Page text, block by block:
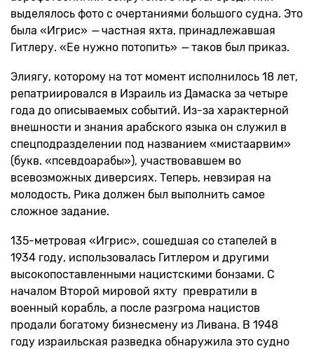
выделялось фото с очертаниями большого судна. Это
была «Игрис» —частная яхта, принадлежавшая
Гитлеру. «Ее нужно потопить» —таков был приказ.
Элиягу, которому на тот момент исполнилось 18 лет,
репатриировался в Израиль из Дамаска за четыре
года до описываемых событий. Из-за характерной
внешности и знания арабского языка он служил в
спецподразделении под названием «мистаарвим»
(букв. «псевдоарабы»), участвовавшем во
всевозможных диверсиях. Теперь, невзирая на
молодость, Рика должен был выполнить самое
сложное задание.
135-метровая «Игрис», сошедшая со стапелей в
1934 году, использовалась Гитлером и другими
высокопоставленными нацистскими бонзами. С
началом Второй мировой яхту превратили в
военный корабль, а после разгрома нацистов
продали богатому бизнесмену из Ливана. В 1948
году израильская разведка обнаружила это судно